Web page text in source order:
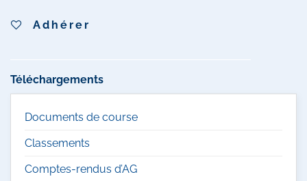
Adhérer
Téléchargements
Documents de course
Classements
Comptes-rendus d’AG